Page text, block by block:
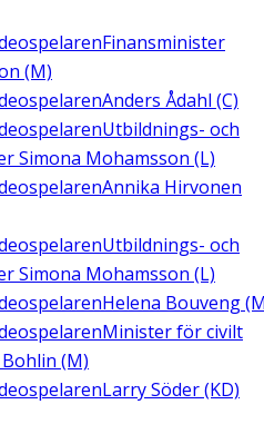
Finansminister
(M)
Anders Ådahl (C)
Utbildnings- och
Simona Mohamsson (L)
Annika Hirvonen
Utbildnings- och
Simona Mohamsson (L)
Helena Bouveng
Minister för civilt
(M)
Larry Söder (KD)